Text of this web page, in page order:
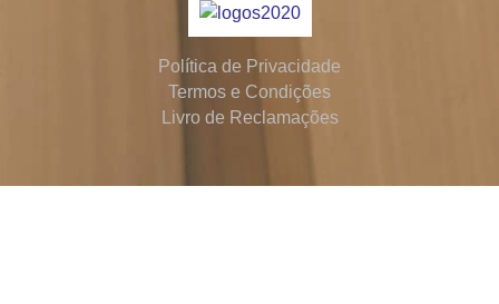
Política de Privacidade
Termos e Condições
Livro de Reclamações